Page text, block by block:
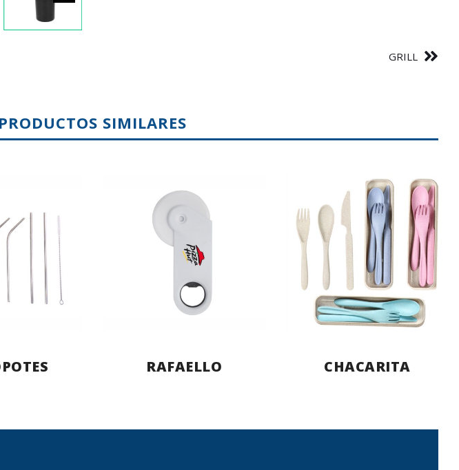
GRILL
PRODUCTOS SIMILARES
RAFAELLO CHACARITA